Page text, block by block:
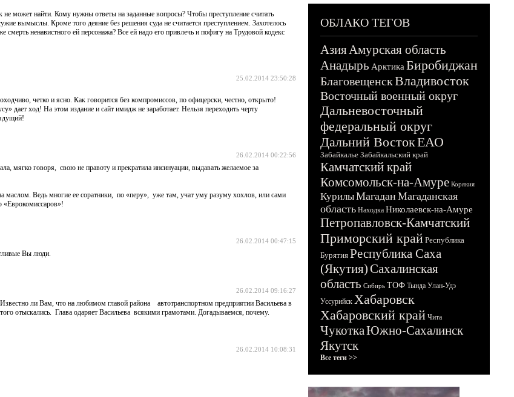
может найти. Кому нужны ответы на заданные вопросы? Чтобы преступление считать
вымыслы. Кроме того деяние без решения суда не считается преступлением. Захотелось
ненавистного ей персонажа? Все ей надо его привлечь и пофигу на Трудовой кодекс
25.02.2014 23:50:28
четко и ясно. Как говорится без компромиссов, по офицерски, честно, открыто!
дает ход! На этом издание и сайт имидж не заработает. Нельзя переходить черту
26.02.2014 00:22:56
мягко говоря, свою не правоту и прекратила инсинуации, выдавать желаемое за
Ведь многие ее соратники, по «перу», уже там, учат уму разуму хохлов, или сами
26.02.2014 00:47:15
Вы люди.
26.02.2014 09:16:27
ли Вам, что на любимом главой района автотранспортном предприятии Васильева в
отыскались. Глава одаряет Васильева всякими грамотами. Догадываемся, почему.
26.02.2014 10:08:31
ОБЛАКО ТЕГОВ
АзияАмурская область
Анадырь Арктика Биробиджан
БлаговещенскВладивосток
Восточный военный округ
Дальневосточный
федеральный округ
Дальний ВостокЕАО
Забайкалье Забайкальский край
Камчатский край
Комсомольск-на-Амуре Корякия
КурилыМагадан Магаданская
область Находка Николаевск-на-Амуре
Петропавловск-Камчатский
Приморский край Республика
Бурятия Республика Саха
(Якутия)Сахалинская
область Сибирь ТОФ Тында Улан-Удэ
Уссурийск Хабаровск
Хабаровский край Чита
ЧукоткаЮжно-Сахалинск
Якутск
Все теги >>